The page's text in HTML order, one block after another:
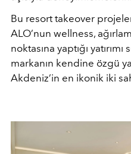
Bu resort takeover
ALO’nun wellness,
noktasına yaptığı
markanın kendine özgü
Akdeniz’in en ikonik iki